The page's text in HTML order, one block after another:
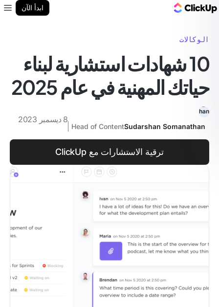
ابدأ الآن
الوكالات
10 شهادات استشارية لبناء
حياتك المهنية في عام 2025
Sudarshan Somanathan
Head of Content
8 ديسمبر 2023
ترقية الاستشارات مع ClickUp